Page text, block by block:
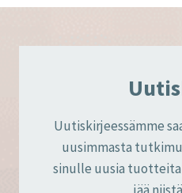
Uutiskirjeessämme
uusimmasta
sinulle uusia